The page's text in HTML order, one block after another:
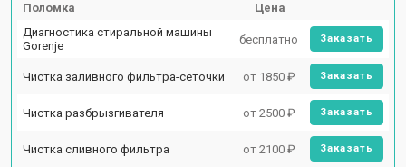
Поломка
Цена
Диагностика стиральной машины
Gorenje
бесплатно Заказать
Чистка заливного фильтра-сеточки от 1850 ₽ Заказать
Чистка разбрызгивателя от 2500 ₽ Заказать
Чистка сливного фильтра от 2100 ₽ Заказать